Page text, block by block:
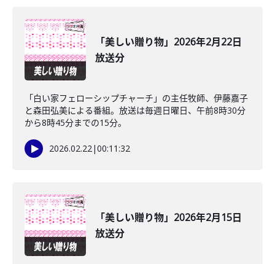
「美しい贈り物」2026年2月22日
放送分
「白い家フェローシップチャーチ」の主任牧師、伊藤嘉子
と森田弘美による番組。放送は毎週日曜日、午前8時30分
から8時45分までの15分。
2026.02.22|00:11:32
「美しい贈り物」2026年2月15日
放送分